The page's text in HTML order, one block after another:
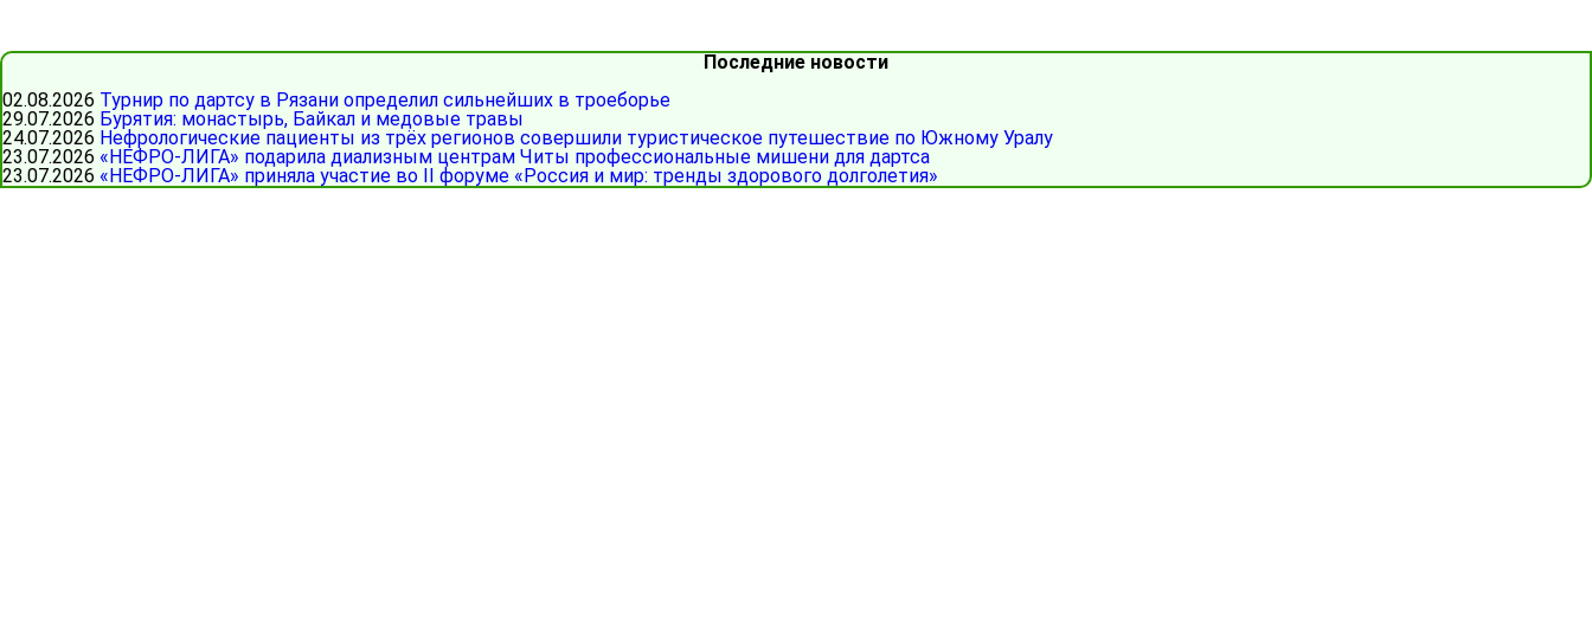
Последние новости
02.08.2026 Турнир по дартсу в Рязани определил сильнейших в троеборье
29.07.2026 Бурятия: монастырь, Байкал и медовые травы
24.07.2026 Нефрологические пациенты из трёх регионов совершили туристическое путешествие по Южному Уралу
23.07.2026 «НЕФРО-ЛИГА» подарила диализным центрам Читы профессиональные мишени для дартса
23.07.2026 «НЕФРО-ЛИГА» приняла участие во II форуме «Россия и мир: тренды здорового долголетия»